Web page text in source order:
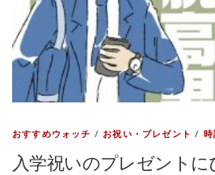
おすすめウォッチ /お祝い・プレゼント /
入学祝いのプレゼント